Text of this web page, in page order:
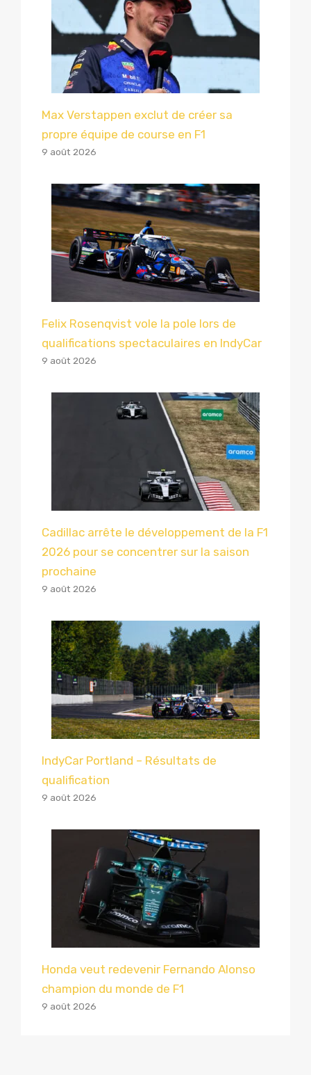
Max Verstappen exclut de créer sa
propre équipe de course en F1
9 août 2026
Felix Rosenqvist vole la pole lors de
qualifications spectaculaires en IndyCar
9 août 2026
Cadillac arrête le développement de la F1
2026 pour se concentrer sur la saison
prochaine
9 août 2026
IndyCar Portland – Résultats de
qualification
9 août 2026
Honda veut redevenir Fernando Alonso
champion du monde de F1
9 août 2026